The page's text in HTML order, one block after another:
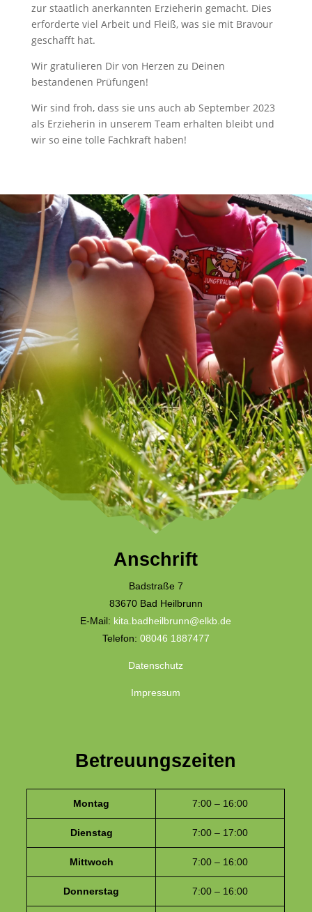
zur staatlich anerkannten Erzieherin gemacht. Dies
erforderte viel Arbeit und Fleiß, was sie mit Bravour
geschafft hat.
Wir gratulieren Dir von Herzen zu Deinen
bestandenen Prüfungen!
Wir sind froh, dass sie uns auch ab September 2023
als Erzieherin in unserem Team erhalten bleibt und
wir so eine tolle Fachkraft haben!
Anschrift
Badstraße 7
83670 Bad Heilbrunn
E-Mail: kita.badheilbrunn@elkb.de
Telefon: 08046 1887477
Datenschutz
Impressum
Betreuungszeiten
Montag 7:00 – 16:00
Dienstag 7:00 – 17:00
Mittwoch 7:00 – 16:00
Donnerstag 7:00 – 16:00